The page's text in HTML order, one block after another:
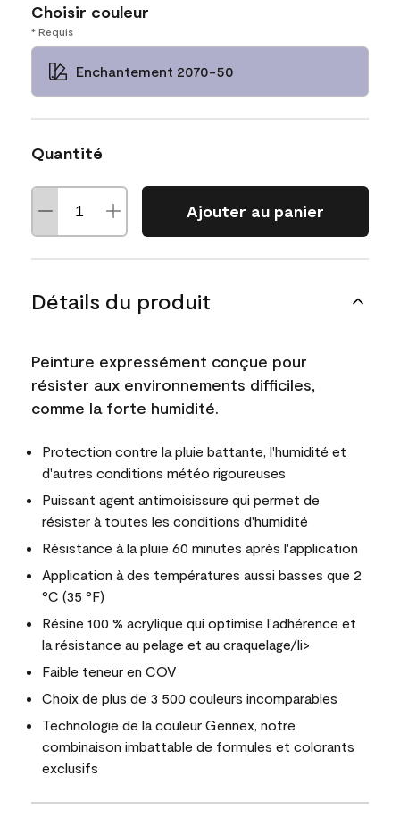
Choisir couleur
* Requis
Enchantement 2070-50
Quantité
Ajouter au panier
Détails du produit
Peinture expressément conçue pour
résister aux environnements difficiles,
comme la forte humidité.
Protection contre la pluie battante, l'humidité et
d'autres conditions météo rigoureuses
Puissant agent antimoisissure qui permet de
résister à toutes les conditions d'humidité
Résistance à la pluie 60 minutes après l'application
Application à des températures aussi basses que 2
°C (35 °F)
Résine 100 % acrylique qui optimise l'adhérence et
la résistance au pelage et au craquelage/li>
Faible teneur en COV
Choix de plus de 3 500 couleurs incomparables
Technologie de la couleur Gennex, notre
combinaison imbattable de formules et colorants
exclusifs